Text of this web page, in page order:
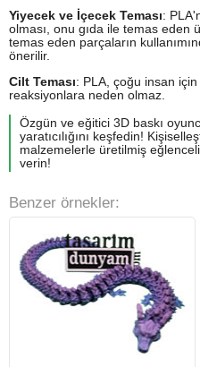
Yiyecek ve İçecek Teması:
olması, onu gıda ile temas eden
temas eden parçaların
önerilir.
Cilt Teması: PLA, çoğu insan
reaksiyonlara neden olmaz.
Özgün ve eğitici 3D baskı
yaratıcılığını keşfedin!
malzemelerle üretilmiş
verin!
Benzer örnekler: